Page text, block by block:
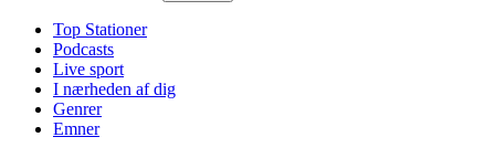
Top Stationer
Podcasts
Live sport
I nærheden af dig
Genrer
Emner